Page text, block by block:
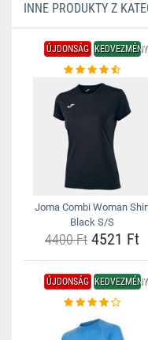
INNE PRODUKTY Z
ÚJDONSÁG KEDVEZMÉNY
Joma Combi Woman
Black S/S
4400 Ft 4521 Ft
ÚJDONSÁG KEDVEZMÉNY